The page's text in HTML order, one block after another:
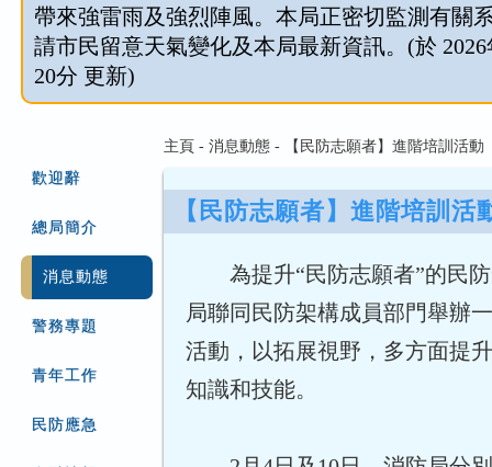
帶來強雷雨及強烈陣風。本局正密切監測有關
請市民留意天氣變化及本局最新資訊。(於 2026
20分 更新)
歡迎辭
總局簡介
消息動態
警務專題
青年工作
民防應急
主頁 - 消息動態 - 【民防志願者】進階培訓活動
【民防志願者】進階培訓活
為提升“民防志願者”的民防
局聯同民防架構成員部門舉辦
活動，以拓展視野，多方面提
知識和技能。